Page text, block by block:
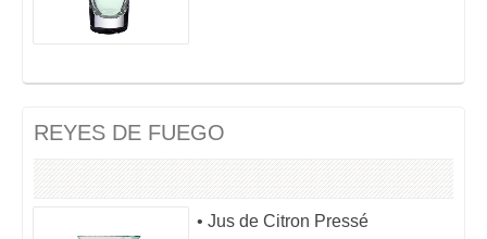
REYES DE FUEGO
• Jus de Citron Pressé